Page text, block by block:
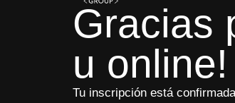
Gracias
u online!
Tu inscripción está